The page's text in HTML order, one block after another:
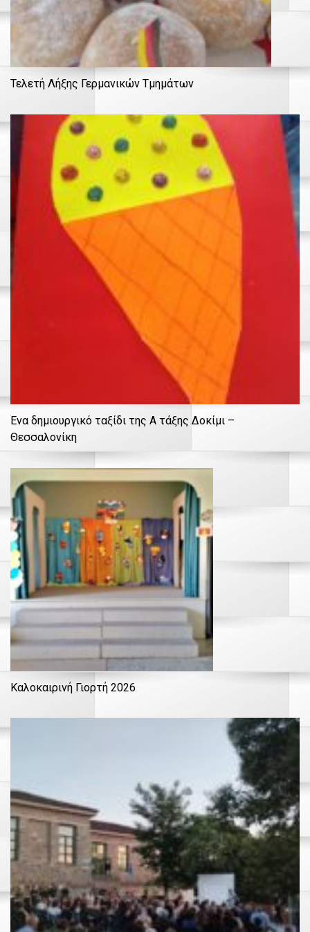
Τελετή Λήξης Γερμανικών Τμημάτων
Ένα δημιουργικό ταξίδι της Α τάξης Δοκίμι –
Θεσσαλονίκη
Καλοκαιρινή Γιορτή 2026